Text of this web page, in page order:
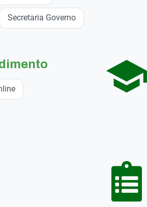
Secretaria Governo